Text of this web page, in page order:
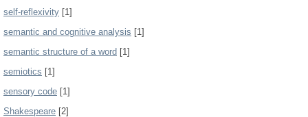
self-reflexivity [1]
semantic and cognitive analysis [1]
semantic structure of a word [1]
semiotics [1]
sensory code [1]
Shakespeare [2]